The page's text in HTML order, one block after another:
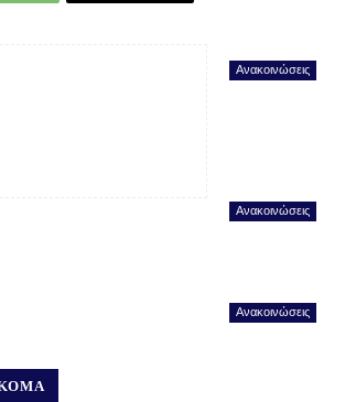
Ανακοινώσεις
Ανακοινώσεις
Ανακοινώσεις